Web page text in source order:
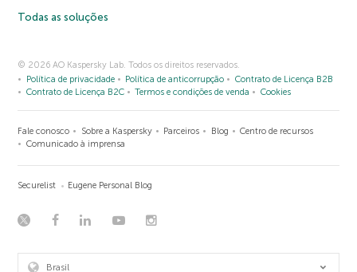
Todas as soluções
© 2026 AO Kaspersky Lab. Todos os direitos reservados.
Política de privacidade
Política de anticorrupção
Contrato de Licença B2B
Contrato de Licença B2C
Termos e condições de venda Cookies
Fale conosco Sobre a Kaspersky Parceiros Blog
Centro de recursos
Comunicado à imprensa
Securelist Eugene Personal Blog
Brasil